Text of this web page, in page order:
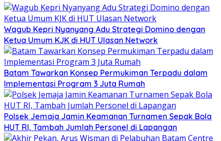
Wagub Kepri Nyanyang Adu Strategi Domino dengan
Ketua Umum KJK di HUT Ulasan Network
Batam Tawarkan Konsep Permukiman Terpadu dalam
Implementasi Program 3 Juta Rumah
Polsek Jemaja Jamin Keamanan Turnamen Sepak Bola
HUT RI, Tambah Jumlah Personel di Lapangan